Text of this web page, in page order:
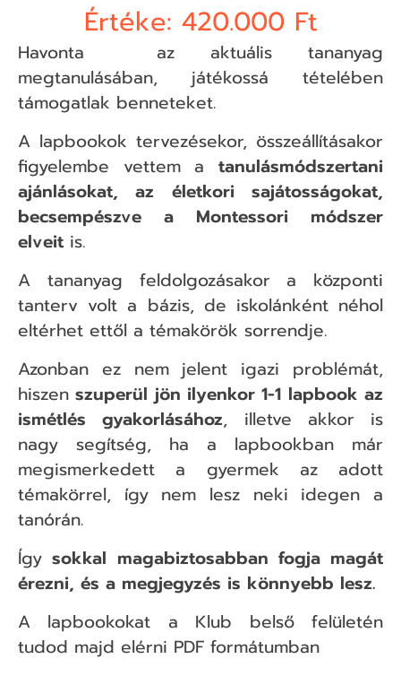
Értéke: 420.000 Ft
Havonta az aktuális tananyag
megtanulásában, játékossá tételében
támogatlak benneteket.
A lapbookok tervezésekor, összeállításakor
figyelembe vettem a tanulásmódszertani
ajánlásokat, az életkori sajátosságokat,
becsempészve a Montessori módszer
elveit is.
A tananyag feldolgozásakor a központi
tanterv volt a bázis, de iskolánként néhol
eltérhet ettől a témakörök sorrendje.
Azonban ez nem jelent igazi problémát,
hiszenszuperül jön ilyenkor 1-1 lapbook az
ismétlés gyakorlásához, illetve akkor is
nagy segítség, ha a lapbookban már
megismerkedett a gyermek az adott
témakörrel, így nem lesz neki idegen a
tanórán.
Ígysokkal magabiztosabban fogja magát
érezni, és a megjegyzés is könnyebb lesz.
A lapbookokat a Klub belső felületén
tudod majd elérni PDF formátumban